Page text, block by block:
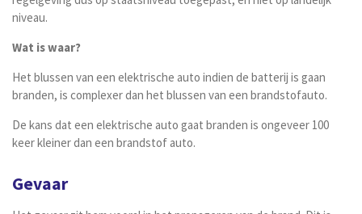
niveau.
Wat is waar?
Het blussen van een elektrische auto indien de batterij is gaan
branden, is complexer dan het blussen van een brandstofauto.
De kans dat een elektrische auto gaat branden is ongeveer 100
keer kleiner dan een brandstof auto.
Gevaar